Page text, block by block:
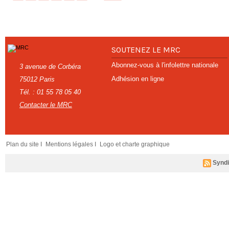
3 avenue de Corbéra
75012 Paris
Tél. : 01 55 78 05 40
Contacter le MRC
SOUTENEZ LE MRC
Abonnez-vous à l'infolettre nationale
Adhésion en ligne
Plan du site I Mentions légales I Logo et charte graphique